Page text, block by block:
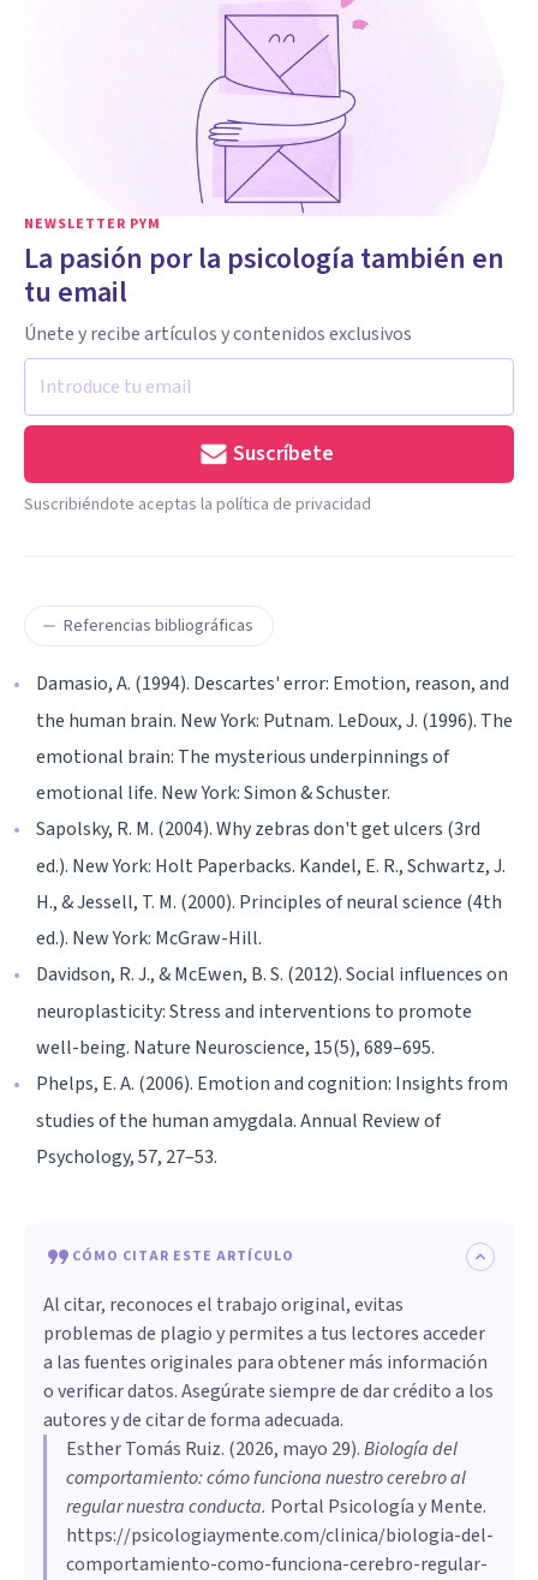
NEWSLETTER PYM
La pasión por la psicología también en
tu email
Únete y recibe artículos y contenidos exclusivos
Suscríbete
Suscribiéndote aceptas la política de privacidad
Referencias bibliográficas
Damasio, A. (1994). Descartes' error: Emotion, reason, and
the human brain. New York: Putnam. LeDoux, J. (1996). The
emotional brain: The mysterious underpinnings of
emotional life. New York: Simon & Schuster.
Sapolsky, R. M. (2004). Why zebras don't get ulcers (3rd
ed.). New York: Holt Paperbacks. Kandel, E. R., Schwartz, J.
H., & Jessell, T. M. (2000). Principles of neural science (4th
ed.). New York: McGraw-Hill.
Davidson, R. J., & McEwen, B. S. (2012). Social influences on
neuroplasticity: Stress and interventions to promote
well-being. Nature Neuroscience, 15(5), 689–695.
Phelps, E. A. (2006). Emotion and cognition: Insights from
studies of the human amygdala. Annual Review of
Psychology, 57, 27–53.
CÓMO CITAR ESTE ARTÍCULO
Al citar, reconoces el trabajo original, evitas
problemas de plagio y permites a tus lectores acceder
a las fuentes originales para obtener más información
o verificar datos. Asegúrate siempre de dar crédito a los
autores y de citar de forma adecuada.
Esther Tomás Ruiz. (2026, mayo 29).Biología del
comportamiento: cómo funciona nuestro cerebro al
regular nuestra conducta. Portal Psicología y Mente.
https://psicologiaymente.com/clinica/biologia-del-
comportamiento-como-funciona-cerebro-regular-